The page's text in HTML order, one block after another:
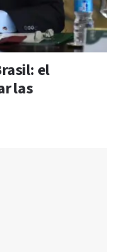
el
las